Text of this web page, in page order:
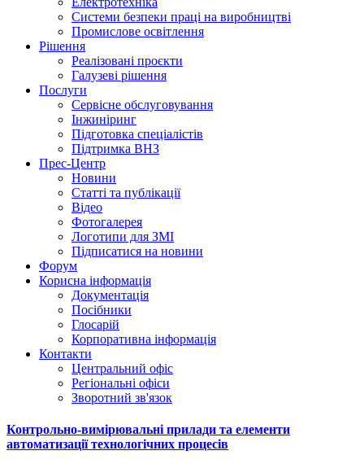
Системи безпеки праці на виробництві
Промислове освітлення
Рішення
Реалізовані проєкти
Галузеві рішення
Послуги
Сервісне обслуговування
Інжиніринг
Підготовка спеціалістів
Підтримка ВНЗ
Прес-Центр
Новини
Статті та публікації
Відео
Фотогалерея
Логотипи для ЗМІ
Підписатися на новини
Форум
Корисна інформація
Документація
Посібники
Глосарій
Корпоративна інформація
Контакти
Центральний офіс
Регіональні офіси
Зворотний зв'язок
Контрольно-вимірювальні прилади та елементи
автоматизації технологічних процесів